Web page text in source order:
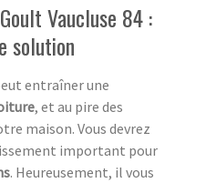
Vaucluse 84 :
solution
entraîner une
, et au pire des
maison. Vous devrez
important pour
. Heureusement, il vous